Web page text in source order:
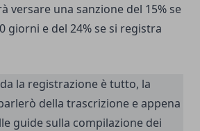
versare una sanzione del 15% se
giorni e del 24% se si registra
la registrazione è tutto, la
della trascrizione e appena
guide sulla compilazione dei